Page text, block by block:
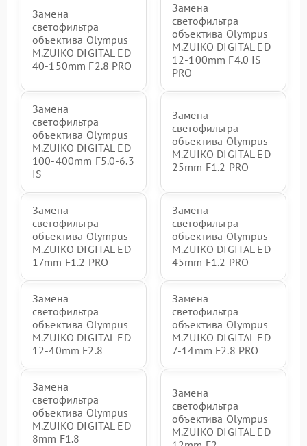
Замена
светофильтра
объектива Olympus
M.ZUIKO DIGITAL ED
40-150mm F2.8 PRO
Замена
светофильтра
объектива Olympus
M.ZUIKO DIGITAL ED
12‑100mm F4.0 IS
PRO
Замена
светофильтра
объектива Olympus
M.ZUIKO DIGITAL ED
100-400mm F5.0-6.3
IS
Замена
светофильтра
объектива Olympus
M.ZUIKO DIGITAL ED
25mm F1.2 PRO
Замена
светофильтра
объектива Olympus
M.ZUIKO DIGITAL ED
17mm F1.2 PRO
Замена
светофильтра
объектива Olympus
M.ZUIKO DIGITAL ED
45mm F1.2 PRO
Замена
светофильтра
объектива Olympus
M.ZUIKO DIGITAL ED
12-40mm F2.8
Замена
светофильтра
объектива Olympus
M.ZUIKO DIGITAL ED
7-14mm F2.8 PRO
Замена
светофильтра
объектива Olympus
M.ZUIKO DIGITAL ED
8mm F1.8
Замена
светофильтра
объектива Olympus
M.ZUIKO DIGITAL ED